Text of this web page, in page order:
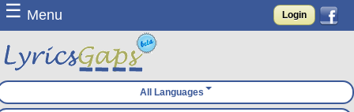
☰ Menu Login
All Languages